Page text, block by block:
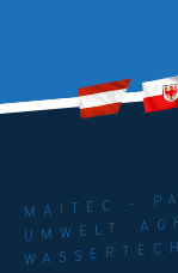
MAITEC -
UMWELT.